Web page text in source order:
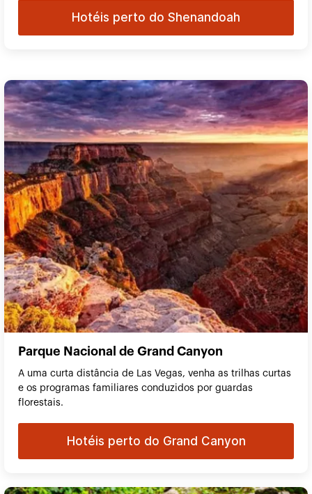
Hotéis perto do Shenandoah
Parque Nacional de Grand Canyon
A uma curta distância de Las Vegas, venha as trilhas curtas
e os programas familiares conduzidos por guardas
florestais.
Hotéis perto do Grand Canyon